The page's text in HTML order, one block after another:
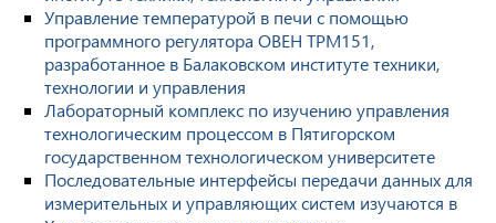
Управление температурой в печи с помощью
программного регулятора ОВЕН ТРМ151,
разработанное в Балаковском институте техники,
технологии и управления
Лабораторный комплекс по изучению управления
технологическим процессом в Пятигорском
государственном технологическом университете
Последовательные интерфейсы передачи данных для
измерительных и управляющих систем изучаются в